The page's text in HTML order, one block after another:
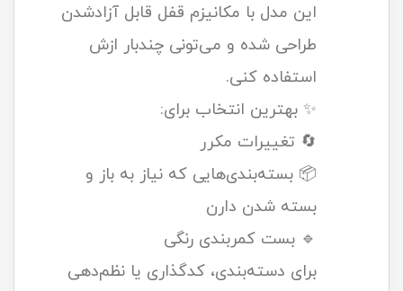
این مدل با مکانیزم قفل قابل آزادشدن
طراحی شده و می‌تونی چندبار ازش
استفاده کنی.
✨ بهترین انتخاب برای:
🔄 تغييرات مکرر
📦 بسته‌بندی‌هایی که نیاز به باز و
بسته شدن دارن
🔹 بست کمربندی رنگی
برای دسته‌بندی، کدگذاری یا نظم‌دهی